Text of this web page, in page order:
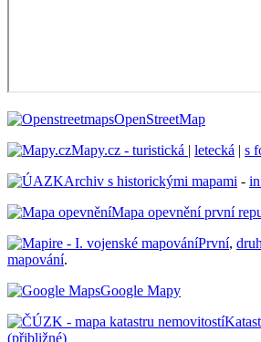
OpenStreetMap
Mapy.cz - turistická| letecká | s
Archiv s historickými mapami -
Mapa opevnění první
První,
mapování.
Google Mapy